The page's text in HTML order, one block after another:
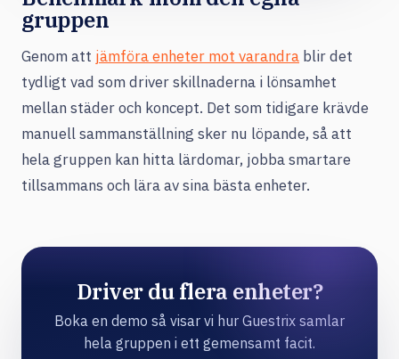
gruppen
Genom att jämföra enheter mot varandra blir det
tydligt vad som driver skillnaderna i lönsamhet
mellan städer och koncept. Det som tidigare krävde
manuell sammanställning sker nu löpande, så att
hela gruppen kan hitta lärdomar, jobba smartare
tillsammans och lära av sina bästa enheter.
Driver du flera enheter?
Boka en demo så visar vi hur Guestrix samlar
hela gruppen i ett gemensamt facit.